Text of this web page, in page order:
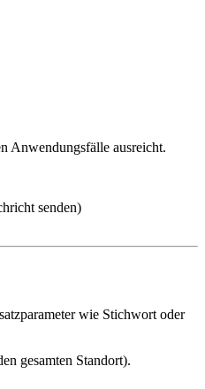
Anwendungsfälle ausreicht.
senden)
wie Stichwort oder
gesamten Standort).